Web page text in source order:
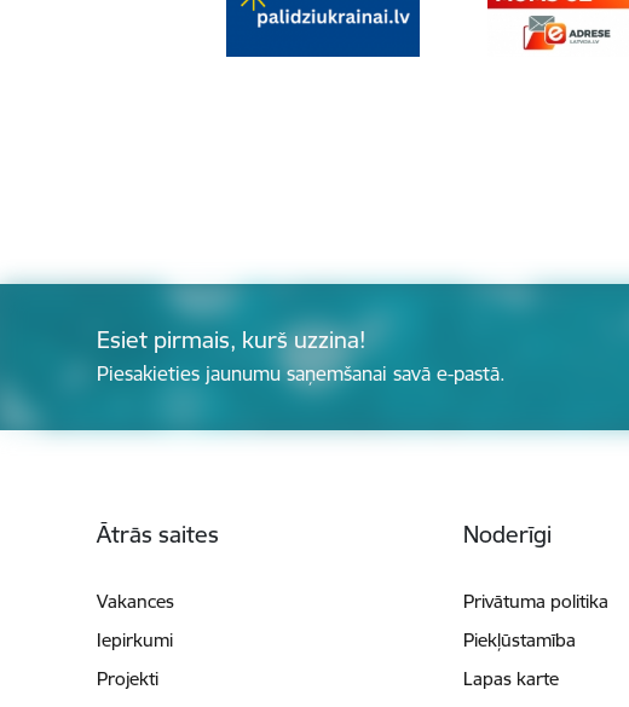
Esiet pirmais, kurš uzzina!
Piesakieties jaunumu saņemšanai savā e-pastā.
Ātrās saites
Vakances
Iepirkumi
Projekti
Noderīgi
Privātuma politika
Piekļūstamība
Lapas karte